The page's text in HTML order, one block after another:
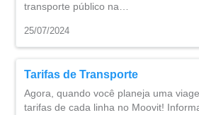
transporte público na…
25/07/2024
Tarifas de Transporte
Agora, quando você planeja uma
tarifas de cada linha no Moovit!